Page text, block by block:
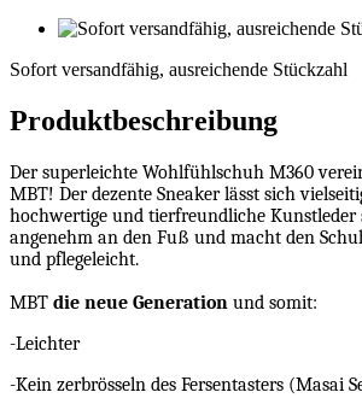
Sofort versandfähig, ausreichende Stückzahl
Produktbeschreibung
Der superleichte Wohlfühlschuh M360
MBT! Der dezente Sneaker lässt sich
hochwertige und tierfreundliche Kunstleder
angenehm an den Fuß und macht den
und pflegeleicht.
MBT die neue Generation und somit:
-Leichter
-Kein zerbrösseln des Fersentasters (Masai